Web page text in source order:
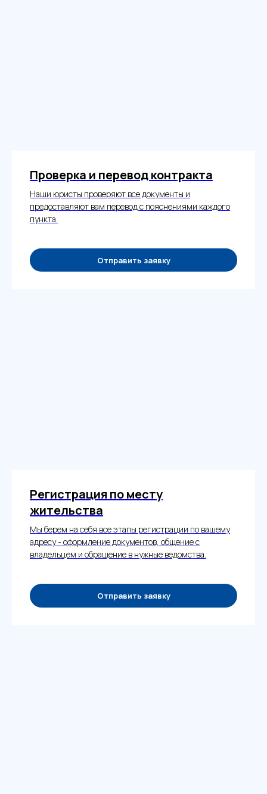
Проверка и перевод контракта
Наши юристы проверяют все документы и
предоставляют вам перевод с пояснениями каждого
пункта.
Отправить заявку
Регистрация по месту
жительства
Мы берем на себя все этапы регистрации по вашему
адресу - оформление документов, общение с
владельцем и обращение в нужные ведомства.
Отправить заявку